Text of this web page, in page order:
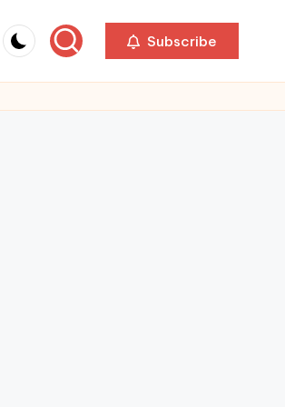
Subscribe